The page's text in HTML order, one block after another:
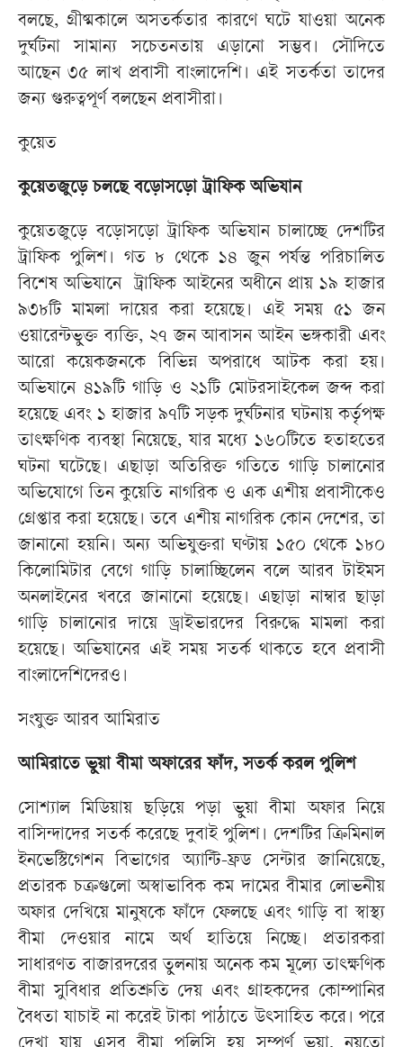
বলছে, গ্রীষ্মকালে অসতর্কতার কারণে ঘটে যাওয়া অনেক
দুর্ঘটনা সামান্য সচেতনতায় এড়ানো সম্ভব। সৌদিতে
আছেন ৩৫ লাখ প্রবাসী বাংলাদেশি। এই সতর্কতা তাদের
জন্য গুরুত্বপূর্ণ বলছেন প্রবাসীরা।
কুয়েত
কুয়েতজুড়ে চলছে বড়োসড়ো ট্রাফিক অভিযান
কুয়েতজুড়ে বড়োসড়ো ট্রাফিক অভিযান চালাচ্ছে দেশটির
ট্রাফিক পুলিশ। গত ৮ থেকে ১৪ জুন পর্যন্ত পরিচালিত
বিশেষ অভিযানে ট্রাফিক আইনের অধীনে প্রায় ১৯ হাজার
৯৩৮টি মামলা দায়ের করা হয়েছে। এই সময় ৫১ জন
ওয়ারেন্টভুক্ত ব্যক্তি, ২৭ জন আবাসন আইন ভঙ্গকারী এবং
আরো কয়েকজনকে বিভিন্ন অপরাধে আটক করা হয়।
অভিযানে ৪১৯টি গাড়ি ও ২১টি মোটরসাইকেল জব্দ করা
হয়েছে এবং ১ হাজার ৯৭টি সড়ক দুর্ঘটনার ঘটনায় কর্তৃপক্ষ
তাৎক্ষণিক ব্যবস্থা নিয়েছে, যার মধ্যে ১৬০টিতে হতাহতের
ঘটনা ঘটেছে। এছাড়া অতিরিক্ত গতিতে গাড়ি চালানোর
অভিযোগে তিন কুয়েতি নাগরিক ও এক এশীয় প্রবাসীকেও
গ্রেপ্তার করা হয়েছে। তবে এশীয় নাগরিক কোন দেশের, তা
জানানো হয়নি। অন্য অভিযুক্তরা ঘণ্টায় ১৫০ থেকে ১৮০
কিলোমিটার বেগে গাড়ি চালাচ্ছিলেন বলে আরব টাইমস
অনলাইনের খবরে জানানো হয়েছে। এছাড়া নাম্বার ছাড়া
গাড়ি চালানোর দায়ে ড্রাইভারদের বিরুদ্ধে মামলা করা
হয়েছে। অভিযানের এই সময় সতর্ক থাকতে হবে প্রবাসী
বাংলাদেশিদেরও।
সংযুক্ত আরব আমিরাত
আমিরাতে ভুয়া বীমা অফারের ফাঁদ, সতর্ক করল পুলিশ
সোশ্যাল মিডিয়ায় ছড়িয়ে পড়া ভুয়া বীমা অফার নিয়ে
বাসিন্দাদের সতর্ক করেছে দুবাই পুলিশ। দেশটির ক্রিমিনাল
ইনভেস্টিগেশন বিভাগের অ্যান্টি-ফ্রড সেন্টার জানিয়েছে,
প্রতারক চক্রগুলো অস্বাভাবিক কম দামের বীমার লোভনীয়
অফার দেখিয়ে মানুষকে ফাঁদে ফেলছে এবং গাড়ি বা স্বাস্থ্য
বীমা দেওয়ার নামে অর্থ হাতিয়ে নিচ্ছে। প্রতারকরা
সাধারণত বাজারদরের তুলনায় অনেক কম মূল্যে তাৎক্ষণিক
বীমা সুবিধার প্রতিশ্রুতি দেয় এবং গ্রাহকদের কোম্পানির
বৈধতা যাচাই না করেই টাকা পাঠাতে উৎসাহিত করে। পরে